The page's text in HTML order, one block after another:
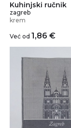
Kuhinjski ručnik
zagreb
krem
Već od 1,86 €